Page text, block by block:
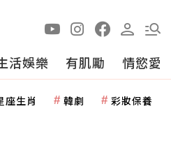
活娛樂 有肌勵 情慾愛
座生肖 韓劇 彩妝保養